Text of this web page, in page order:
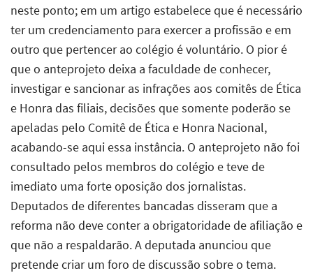
neste ponto; em um artigo estabelece que é necessário
ter um credenciamento para exercer a profissão e em
outro que pertencer ao colégio é voluntário. O pior é
que o anteprojeto deixa a faculdade de conhecer,
investigar e sancionar as infrações aos comitês de Ética
e Honra das filiais, decisões que somente poderão se
apeladas pelo Comitê de Ética e Honra Nacional,
acabando-se aqui essa instância. O anteprojeto não foi
consultado pelos membros do colégio e teve de
imediato uma forte oposição dos jornalistas.
Deputados de diferentes bancadas disseram que a
reforma não deve conter a obrigatoridade de afiliação e
que não a respaldarão. A deputada anunciou que
pretende criar um foro de discussão sobre o tema.